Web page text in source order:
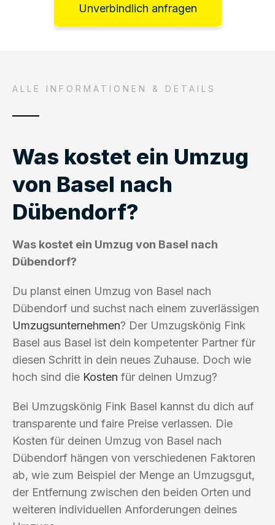
Unverbindlich anfragen
ALLE INFORMATIONEN & DETAILS
Was kostet ein Umzug
von Basel nach
Dübendorf?
Was kostet ein Umzug von Basel nach
Dübendorf?
Du planst einen Umzug von Basel nach
Dübendorf und suchst nach einem zuverlässigen
Umzugsunternehmen? Der Umzugskönig Fink
Basel aus Basel ist dein kompetenter Partner für
diesen Schritt in dein neues Zuhause. Doch wie
hoch sind die Kosten für deinen Umzug?
Bei Umzugskönig Fink Basel kannst du dich auf
transparente und faire Preise verlassen. Die
Kosten für deinen Umzug von Basel nach
Dübendorf hängen von verschiedenen Faktoren
ab, wie zum Beispiel der Menge an Umzugsgut,
der Entfernung zwischen den beiden Orten und
weiteren individuellen Anforderungen deines